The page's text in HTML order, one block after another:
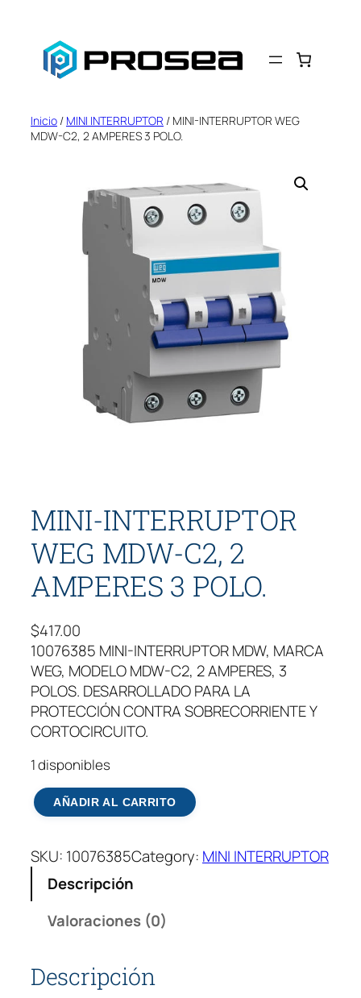
contenido
Inicio / MINI INTERRUPTOR / MINI-INTERRUPTOR WEG
MDW-C2, 2 AMPERES 3 POLO.
MINI-INTERRUPTOR
WEG MDW-C2, 2
AMPERES 3 POLO.
$417.00
10076385 MINI-INTERRUPTOR MDW, MARCA
WEG, MODELO MDW-C2, 2 AMPERES, 3
POLOS. DESARROLLADO PARA LA
PROTECCIÓN CONTRA SOBRECORRIENTE Y
CORTOCIRCUITO.
1 disponibles
M
I
I
R
AÑADIR AL CARRITO
SKU: 10076385Category: MINI INTERRUPTOR
Descripción
Valoraciones (0)
Descripción